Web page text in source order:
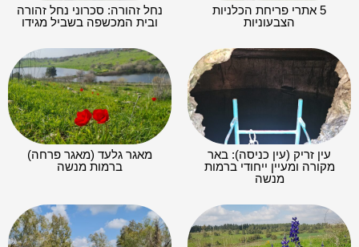
5 אתרי פריחת הכלניות
הצבעוניות
נחל זהורה: סכרוני נחל זהורה
ובית המכשפה בשביל מגידו
עין זריק (עין כניסה): באר
מקורה ומעיין ייחודי ברמות
מנשה
מאגר גלעד (מאגר פרחה)
ברמות מנשה